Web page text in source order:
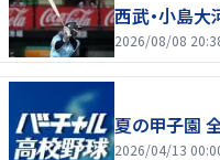
西武・小島
2026/08/08
夏の甲子園
2026/04/13